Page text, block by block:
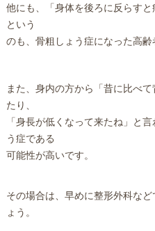
他にも、「身体を後ろに反らすと
という
のも、骨粗しょう症になった高齢
また、身内の方から「昔に比べ
たり、
「身長が低くなって来たね」と
う症である
可能性が高いです。
その場合は、早めに整形外科な
ょう。